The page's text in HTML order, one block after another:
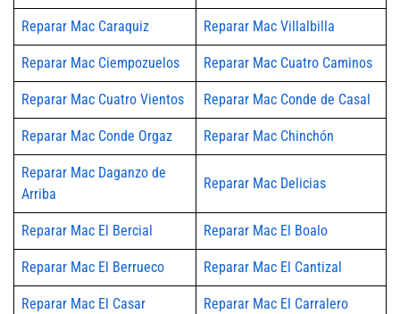
Reparar Mac Caraquiz Reparar Mac Villalbilla
Reparar Mac Ciempozuelos Reparar Mac Cuatro Caminos
Reparar Mac Cuatro Vientos Reparar Mac Conde de Casal
Reparar Mac Conde Orgaz Reparar Mac Chinchón
Reparar Mac Daganzo de
Arriba
Reparar Mac Delicias
Reparar Mac El Bercial Reparar Mac El Boalo
Reparar Mac El Berrueco Reparar Mac El Cantizal
Reparar Mac El Casar Reparar Mac El Carralero